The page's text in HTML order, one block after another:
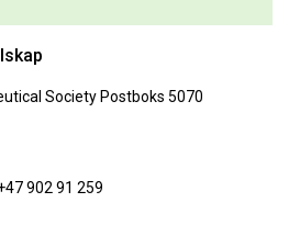
Society Postboks 5070
902 91 259